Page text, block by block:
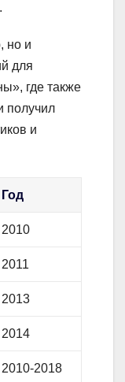
но и
для
где также
получил
и
Год
2010
2011
2013
2014
2010-2018